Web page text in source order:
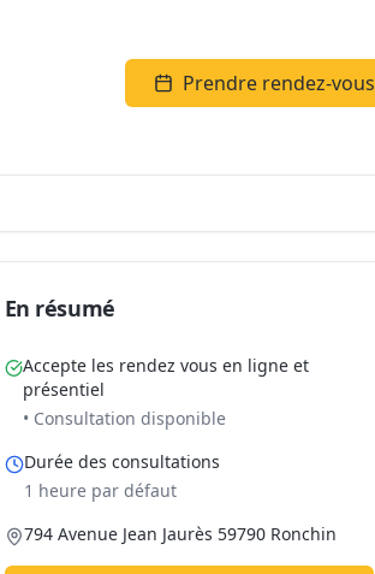
Prendre rendez-vous
En résumé
Accepte les rendez vous en ligne et
présentiel
• Consultation disponible
Durée des consultations
1 heure par défaut
794 Avenue Jean Jaurès 59790 Ronchin